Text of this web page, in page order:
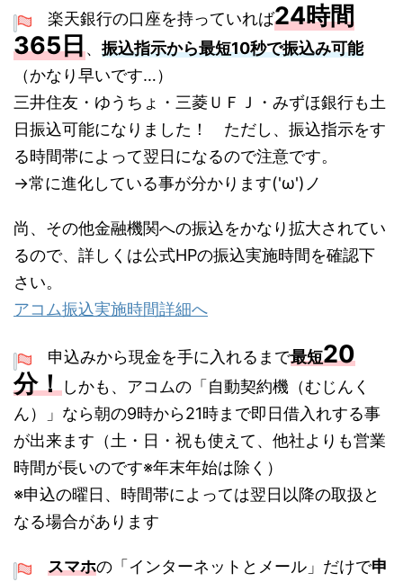
楽天銀行の口座を持っていれば24時間
365日、 振込指示から最短10秒で振込み可能
（かなり早いです…）
三井住友・ゆうちょ・三菱ＵＦＪ・みずほ銀行も土
日振込可能になりました！ ただし、振込指示をす
る時間帯によって翌日になるので注意です。
→常に進化している事が分かります('ω')ノ
尚、その他金融機関への振込をかなり拡大されてい
るので、詳しくは公式HPの振込実施時間を確認下
さい。
アコム振込実施時間詳細へ
申込みから現金を手に入れるまで最短20
分！しかも、アコムの「自動契約機（むじんく
ん）」なら朝の9時から21時まで即日借入れする事
が出来ます（土・日・祝も使えて、他社よりも営業
時間が長いのです※年末年始は除く）
※申込の曜日、時間帯によっては翌日以降の取扱と
なる場合があります
スマホの「インターネットとメール」だけで申